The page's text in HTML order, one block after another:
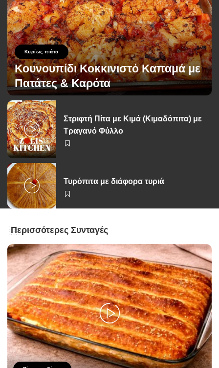
Κυρίως πιάτο
Κουνουπίδι Κοκκινιστό Καπαμά με
Πατάτες & Καρότα
Posted
by
George Zolis 2 Ιουνίου 2026
Στριφτή Πίτα με Κιμά (Κιμαδόπιτα) με
Τραγανό Φύλλο
Τυρόπιτα με διάφορα τυριά
Περισσότερες Συνταγές